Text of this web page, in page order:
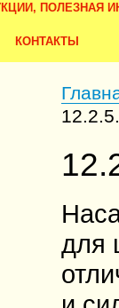
ПОЛЕЗНАЯ
КОНТАКТЫ
для